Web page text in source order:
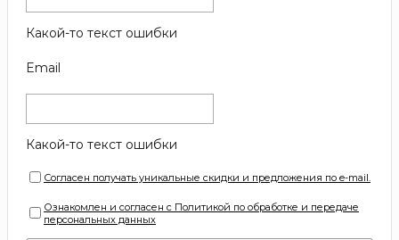
Какой-то текст ошибки
Email
Какой-то текст ошибки
Согласен получать уникальные скидки и предложения по e-mail.
Ознакомлен и согласен с Политикой по обработке и передаче
персональных данных